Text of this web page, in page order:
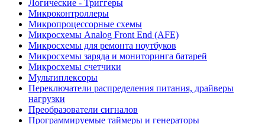
Логические - Триггеры
Микроконтроллеры
Микропроцессорные схемы
Микросхемы Analog Front End (AFE)
Микросхемы для ремонта ноутбуков
Микросхемы заряда и мониторинга батарей
Микросхемы счетчики
Мультиплексоры
Переключатели распределения питания, драйверы
нагрузки
Преобразователи сигналов
Программируемые таймеры и генераторы